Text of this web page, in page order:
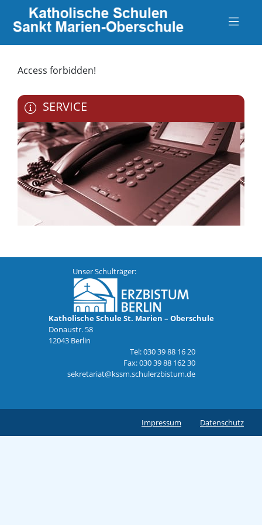
Access forbidden!
SERVICE
Unser Schulträger:
Katholische Schule St. Marien – Oberschule
Donaustr. 58
12043 Berlin
Tel: 030 39 88 16 20
Fax: 030 39 88 162 30
sekretariat@kssm.schulerzbistum.de
Impressum Datenschutz